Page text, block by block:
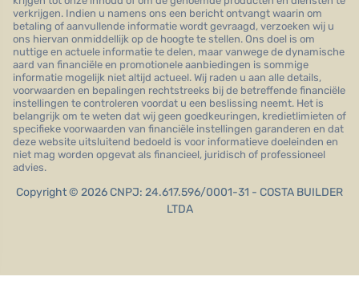
verkrijgen. Indien u namens ons een bericht ontvangt waarin om
betaling of aanvullende informatie wordt gevraagd, verzoeken wij u
ons hiervan onmiddellijk op de hoogte te stellen. Ons doel is om
nuttige en actuele informatie te delen, maar vanwege de dynamische
aard van financiële en promotionele aanbiedingen is sommige
informatie mogelijk niet altijd actueel. Wij raden u aan alle details,
voorwaarden en bepalingen rechtstreeks bij de betreffende financiële
instellingen te controleren voordat u een beslissing neemt. Het is
belangrijk om te weten dat wij geen goedkeuringen, kredietlimieten of
specifieke voorwaarden van financiële instellingen garanderen en dat
deze website uitsluitend bedoeld is voor informatieve doeleinden en
niet mag worden opgevat als financieel, juridisch of professioneel
advies.
Copyright © 2026 CNPJ: 24.617.596/0001-31 - COSTA BUILDER
LTDA